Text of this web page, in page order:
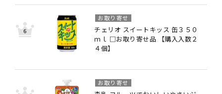
チェリオ スイートキッス 缶３５０
ｍｌ □お取り寄せ品 【購入入数２
４個】
お取り寄せ
お取り寄せ